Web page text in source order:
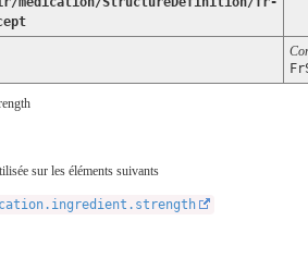
sur les éléments suivants